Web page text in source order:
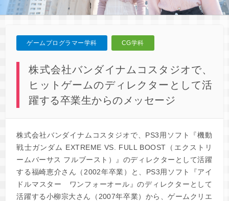
ゲームプログラマー学科 CG学科
株式会社バンダイナムコスタジオで、
ヒットゲームのディレクターとして活
躍する卒業生からのメッセージ
株式会社バンダイナムコスタジオで、PS3用ソフト『機動
戦士ガンダム EXTREME VS. FULL BOOST（エクストリ
ームバーサス フルブースト）』のディレクターとして活躍
する福崎恵介さん（2002年卒業）と、PS3用ソフト『アイ
ドルマスター ワンフォーオール』のディレクターとして
活躍する小柳宗大さん（2007年卒業）から、ゲームクリエ